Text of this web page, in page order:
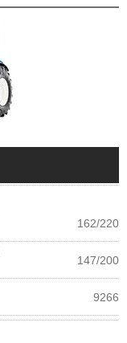
162/220
147/200
9266